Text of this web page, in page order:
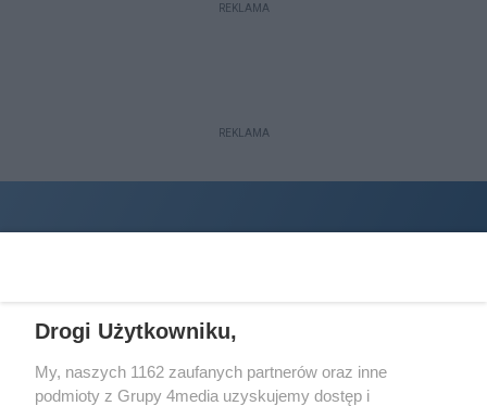
REKLAMA
REKLAMA
Drogi Użytkowniku,
My, naszych 1162 zaufanych partnerów oraz inne
podmioty z Grupy 4media uzyskujemy dostęp i